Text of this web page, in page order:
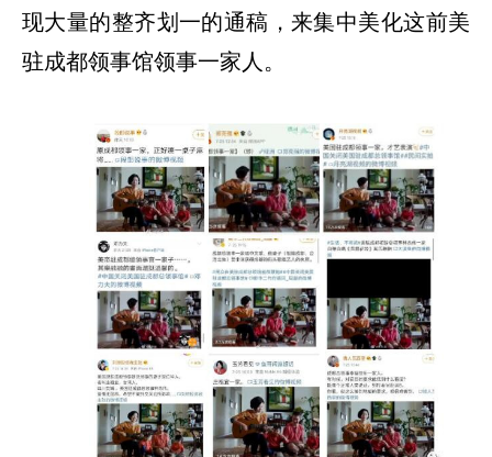
现大量的整齐划一的通稿，来集中美化这前美
驻成都领事馆领事一家人。